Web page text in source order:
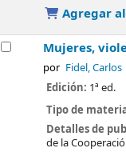
Agregar
Mujeres,
por Fidel, Carlos
Edición: 1ª ed.
Tipo de
Detalles de
de la